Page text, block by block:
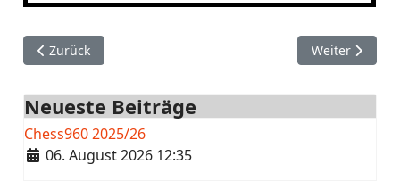
Vorheriger Beitrag: Saisonauftakt 2025/26 am 20.09.25 bei
Zurück Nächster
Weiter
Neueste Beiträge
Chess960 2025/26
Details
06. August 2026 12:35